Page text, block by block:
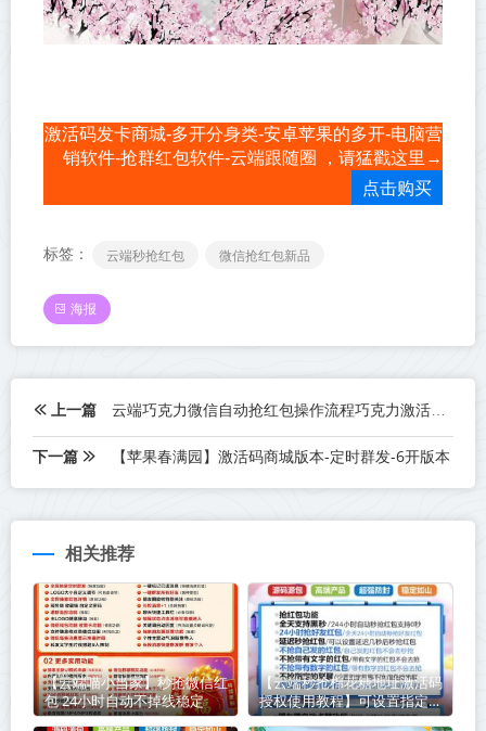
激活码发卡商城-多开分身类-安卓苹果的多开-电脑营
销软件-抢群红包软件-云端跟随圈 ，请猛戳这里→
点击购买
标签： 云端秒抢红包 微信抢红包新品
海报
上一篇 云端巧克力微信自动抢红包操作流程巧克力激活码续费云端秒抢辅助工具
下一篇 【苹果春满园】激活码商城版本-定时群发-6开版本
相关推荐
【云端喵小当家】秒抢微信红
包 24小时自动不掉线稳定
【云端秒抢棉花糖地址激活码
授权使用教程】可设置指定群
不抢-过滤关键词